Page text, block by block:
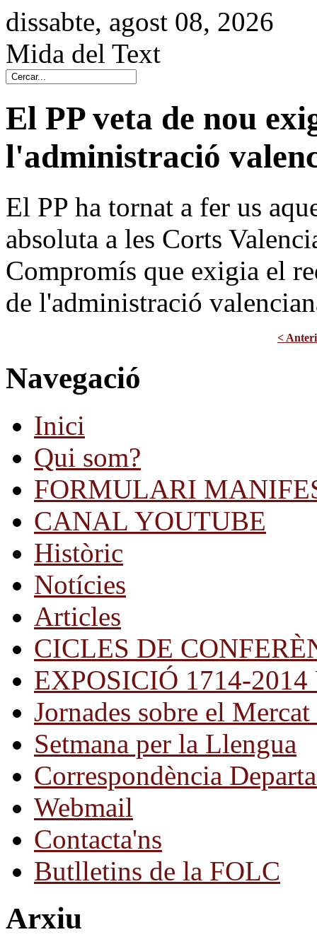
dissabte, agost 08, 2026
Mida del Text
El PP veta de nou
l'administració
El PP ha tornat a fer us
absoluta a les Corts
Compromís que exigia el
de l'administració
<
Navegació
Inici
Qui som?
FORMULARI
CANAL YOUTUBE
Històric
Notícies
Articles
CICLES DE
EXPOSICIÓ 1714-
Jornades sobre el
Setmana per la Llengua
Correspondència
Webmail
Contacta'ns
Butlletins de la FOLC
Arxiu